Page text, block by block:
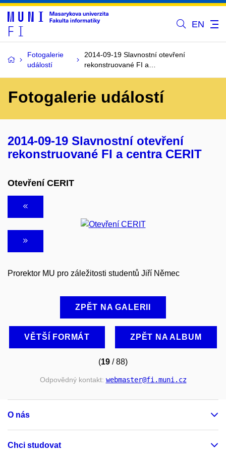
EN
Fotogalerie
událostí
2014-09-19 Slavnostní otevření
rekonstruované FI a…
Fotogalerie událostí
2014-09-19 Slavnostní otevření
rekonstruované FI a centra CERIT
Otevření CERIT
Prorektor MU pro záležitosti studentů Jiří Němec
ZPĚT NA GALERII
VĚTŠÍ FORMÁT ZPĚT NA ALBUM
(19 / 88)
Odpovědný kontakt: webmaster@fi .muni .cz
O nás
Chci studovat